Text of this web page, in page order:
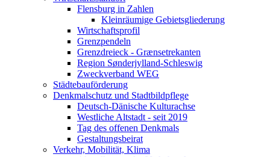
Flensburg in Zahlen
Kleinräumige Gebietsgliederung
Wirtschaftsprofil
Grenzpendeln
Grenzdreieck - Grænsetrekanten
Region Sønderjylland-Schleswig
Zweckverband WEG
Städtebauförderung
Denkmalschutz und Stadtbildpflege
Deutsch-Dänische Kulturachse
Westliche Altstadt - seit 2019
Tag des offenen Denkmals
Gestaltungsbeirat
Verkehr, Mobilität, Klima